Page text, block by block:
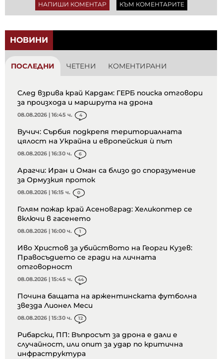
НАПИШИ КОМЕНТАР КЪМ КОМЕНТАРИТЕ
НОВИНИ
ПОСЛЕДНИ ЧЕТЕНИ КОМЕНТИРАНИ
След взрива край Кардам: ГЕРБ поиска отговори
за произхода и маршрута на дрона
08.08.2026 | 16:45 ч. 4
Вучич: Сърбия подкрепя териториалната
цялост на Украйна и европейския ѝ път
08.08.2026 | 16:30 ч. 6
Арагчи: Иран и Оман са близо до споразумение
за Ормузкия проток
08.08.2026 | 16:15 ч. 0
Голям пожар край Асеновград: Хеликоптер се
включи в гасенето
08.08.2026 | 16:00 ч. 1
Иво Христов за убийството на Георги Кузев:
Правосъдието се гради на личната
отговорност
08.08.2026 | 15:45 ч. 44
Почина бащата на аржентинската футболна
звезда Лионел Меси
08.08.2026 | 15:30 ч. 12
Рибарски, ПП: Въпросът за дрона е дали е
случайност, или опит за удар по критична
инфраструктура